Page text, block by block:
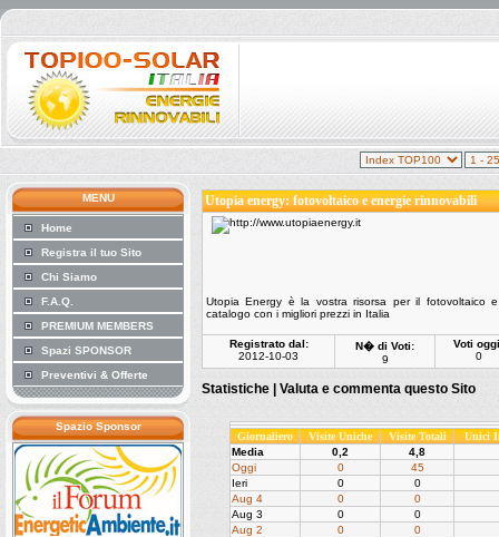
MENU
Home
Registra il tuo Sito
Chi Siamo
F.A.Q.
PREMIUM MEMBERS
Spazi SPONSOR
Preventivi & Offerte
Spazio Sponsor
Utopia energy: fotovoltaico e energie rinnovabili
Utopia Energy è la vostra risorsa per il fotovoltaico
catalogo con i migliori prezzi in Italia
Registrato dal:
2012-10-03
N� di Voti:
9
Voti
0
Statistiche | Valuta e commenta questo Sito
Giornaliero Visite Uniche Visite Totali
Unici
Media
0,2
4,8
Oggi
0
45
Ieri
0
0
Aug 4
0
0
Aug 3
0
0
Aug 2
0
0